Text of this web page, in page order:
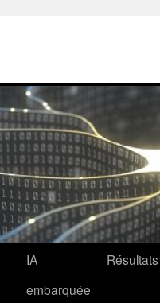
IA
embarquée
Résultats